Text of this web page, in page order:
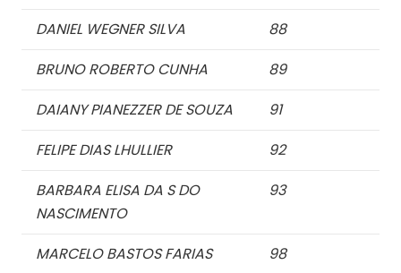
DANIEL WEGNER SILVA
88
BRUNO ROBERTO CUNHA
89
DAIANY PIANEZZER DE SOUZA
91
FELIPE DIAS LHULLIER
92
BARBARA ELISA DA S DO
NASCIMENTO
93
MARCELO BASTOS FARIAS
98